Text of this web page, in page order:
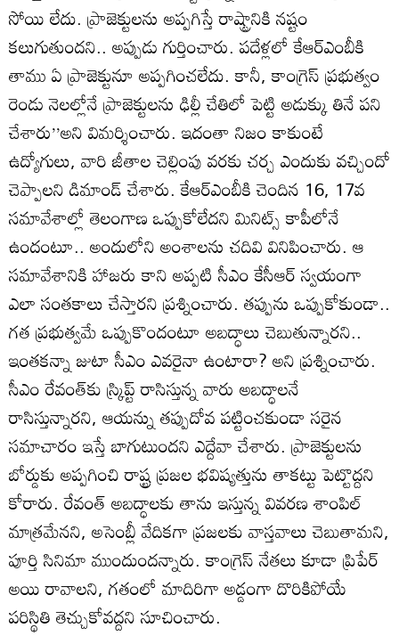
సోయి లేదు. ప్రాజెక్టులను అప్పగిస్తే రాష్ట్రానికి నష్టం
కలుగుతుందని.. అప్పుడు గుర్తించారు. పదేళ్లలో కేఆర్‌ఎంబీకి
తాము ఏ ప్రాజెక్టునూ అప్పగించలేదు. కానీ, కాంగ్రెస్‌ ప్రభుత్వం
రెండు నెలల్లోనే ప్రాజెక్టులను ఢిల్లీ చేతిలో పెట్టి అడుక్కు తినే పని
చేశారు’’అని విమర్శించారు. ఇదంతా నిజం కాకుంటే
ఉద్యోగులు, వారి జీతాల చెల్లింపు వరకు చర్చ ఎందుకు వచ్చిందో
చెప్పాలని డిమాండ్‌ చేశారు. కేఆర్‌ఎంబీకి చెందిన 16, 17వ
సమావేశాల్లో తెలంగాణ ఒప్పుకోలేదని మినిట్స్‌ కాపీలోనే
ఉందంటూ.. అందులోని అంశాలను చదివి వినిపించారు. ఆ
సమావేశానికి హాజరు కాని అప్పటి సీఎం కేసీఆర్‌ స్వయంగా
ఎలా సంతకాలు చేస్తారని ప్రశ్నించారు. తప్పును ఒప్పుకోకుండా..
గత ప్రభుత్వమే ఒప్పుకొందంటూ అబద్ధాలు చెబుతున్నారని..
ఇంతకన్నా జుటా సీఎం ఎవరైనా ఉంటారా? అని ప్రశ్నించారు.
సీఎం రేవంత్‌కు స్ర్కిప్ట్‌ రాసిస్తున్న వారు అబద్ధాలనే
రాసిస్తున్నారని, ఆయన్ను తప్పుదోవ పట్టించకుండా సరైన
సమాచారం ఇస్తే బాగుటుందని ఎద్దేవా చేశారు. ప్రాజెక్టులను
బోర్డుకు అప్పగించి రాష్ట్ర ప్రజల భవిష్యత్తును తాకట్టు పెట్టొద్దని
కోరారు. రేవంత్‌ అబద్ధాలకు తాను ఇస్తున్న వివరణ శాంపిల్‌
మాత్రమేనని, అసెంబ్లీ వేదికగా ప్రజలకు వాస్తవాలు చెబుతామని,
పూర్తి సినిమా ముందుందన్నారు. కాంగ్రెస్‌ నేతలు కూడా ప్రిపేర్‌
అయి రావాలని, గతంలో మాదిరిగా అడ్డంగా దొరికిపోయే
పరిస్థితి తెచ్చుకోవద్దని సూచించారు.